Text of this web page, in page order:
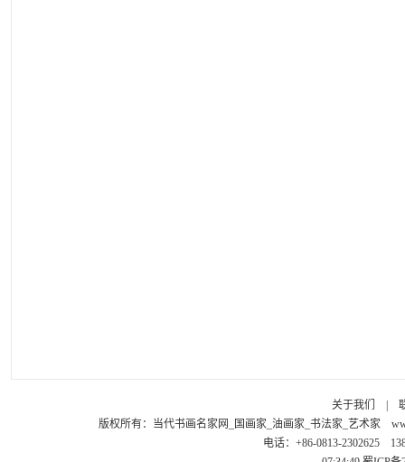
关于我们
版权所有： 当代书画名家网_国画家_油画家_书法家_艺术家
电话：+86-0813-2302625